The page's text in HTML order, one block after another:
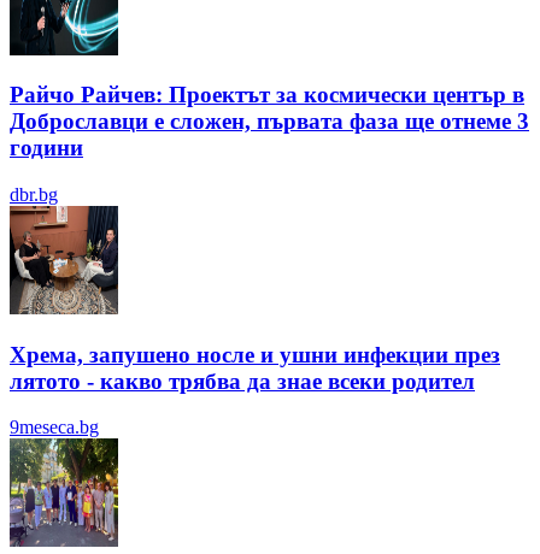
Райчо Райчев: Проектът за космически център в
Доброславци е сложен, първата фаза ще отнеме 3
години
dbr.bg
Хрема, запушено носле и ушни инфекции през
лятотo - какво трябва да знае всеки родител
9meseca.bg